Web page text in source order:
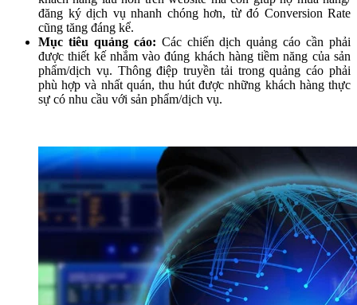
đăng ký dịch vụ nhanh chóng hơn, từ đó Conversion Rate
cũng tăng đáng kể.
Mục tiêu quảng cáo: Các chiến dịch quảng cáo cần phải
được thiết kế nhắm vào đúng khách hàng tiềm năng của sản
phẩm/dịch vụ. Thông điệp truyền tải trong quảng cáo phải
phù hợp và nhất quán, thu hút được những khách hàng thực
sự có nhu cầu với sản phẩm/dịch vụ.